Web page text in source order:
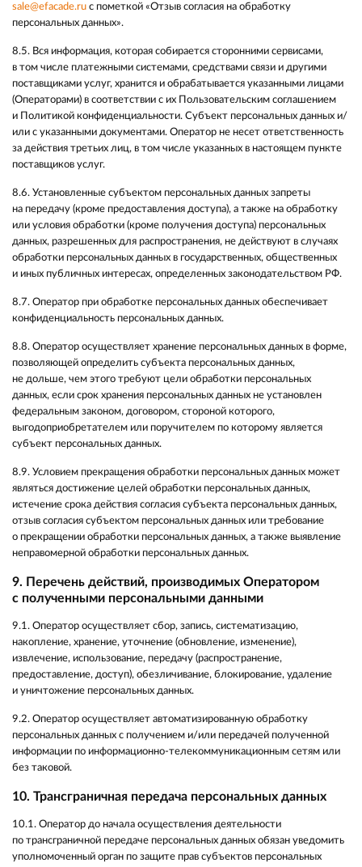
sale@efacade.ru с пометкой «Отзыв согласия на обработку
персональных данных».
8.5. Вся информация, которая собирается сторонними сервисами,
в том числе платежными системами, средствами связи и другими
поставщиками услуг, хранится и обрабатывается указанными лицами
(Операторами) в соответствии с их Пользовательским соглашением
и Политикой конфиденциальности. Субъект персональных данных и/
или с указанными документами. Оператор не несет ответственность
за действия третьих лиц, в том числе указанных в настоящем пункте
поставщиков услуг.
8.6. Установленные субъектом персональных данных запреты
на передачу (кроме предоставления доступа), а также на обработку
или условия обработки (кроме получения доступа) персональных
данных, разрешенных для распространения, не действуют в случаях
обработки персональных данных в государственных, общественных
и иных публичных интересах, определенных законодательством РФ.
8.7. Оператор при обработке персональных данных обеспечивает
конфиденциальность персональных данных.
8.8. Оператор осуществляет хранение персональных данных в форме,
позволяющей определить субъекта персональных данных,
не дольше, чем этого требуют цели обработки персональных
данных, если срок хранения персональных данных не установлен
федеральным законом, договором, стороной которого,
выгодоприобретателем или поручителем по которому является
субъект персональных данных.
8.9. Условием прекращения обработки персональных данных может
являться достижение целей обработки персональных данных,
истечение срока действия согласия субъекта персональных данных,
отзыв согласия субъектом персональных данных или требование
о прекращении обработки персональных данных, а также выявление
неправомерной обработки персональных данных.
9. Перечень действий, производимых Оператором
с полученными персональными данными
9.1. Оператор осуществляет сбор, запись, систематизацию,
накопление, хранение, уточнение (обновление, изменение),
извлечение, использование, передачу (распространение,
предоставление, доступ), обезличивание, блокирование, удаление
и уничтожение персональных данных.
9.2. Оператор осуществляет автоматизированную обработку
персональных данных с получением и/или передачей полученной
информации по информационно-телекоммуникационным сетям или
без таковой.
10. Трансграничная передача персональных данных
10.1. Оператор до начала осуществления деятельности
по трансграничной передаче персональных данных обязан уведомить
уполномоченный орган по защите прав субъектов персональных